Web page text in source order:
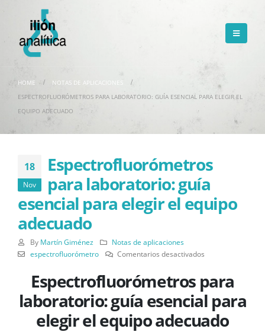
HOME
NOTAS DE APLICACIONES
ESPECTROFLUORÓMETROS PARA LABORATORIO: GUÍA ESENCIAL PARA ELEGIR EL
EQUIPO ADECUADO
18
Nov
Espectrofluorómetros
para laboratorio: guía
esencial para elegir el equipo
adecuado
By Martín Giménez
Notas de aplicaciones
espectrofluorómetro
Comentarios desactivados
para
laboratorio:
guía
esencial
para
Espectrofluorómetros para
laboratorio: guía esencial para
elegir el equipo adecuado